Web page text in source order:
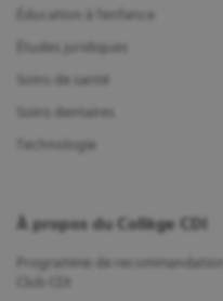
Éducation à l'enfance
Études juridiques
Soins de santé
Soins dentaires
Technologie
À propos du Collège CDI
Programme de recommandation
Club CDI